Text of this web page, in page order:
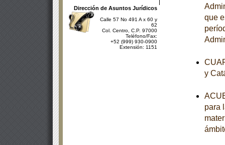
Dirección de Asuntos Jurídicos
Calle 57 No 491 A x 60 y
62
Col. Centro, C.P. 97000
Teléfono/Fax:
+52 (999) 930-0900
Extensión: 1151
que
y
para